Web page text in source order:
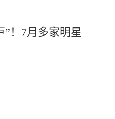
”！7月多家明星